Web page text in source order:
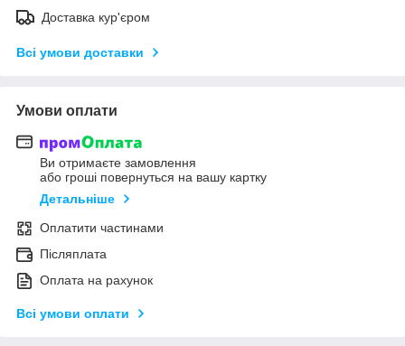
Доставка кур'єром
Всі умови доставки
Умови оплати
Ви отримаєте замовлення
або гроші повернуться на вашу картку
Детальніше
Оплатити частинами
Післяплата
Оплата на рахунок
Всі умови оплати